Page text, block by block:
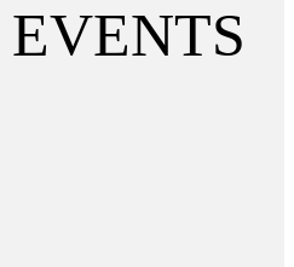
EVENTS